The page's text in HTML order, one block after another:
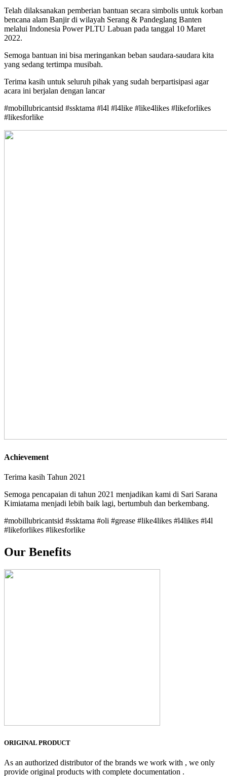
Telah dilaksanakan pemberian bantuan secara simbolis untuk korban
bencana alam Banjir di wilayah Serang & Pandeglang Banten
melalui Indonesia Power PLTU Labuan pada tanggal 10 Maret
2022.
Semoga bantuan ini bisa meringankan beban saudara-saudara kita
yang sedang tertimpa musibah.
Terima kasih untuk seluruh pihak yang sudah berpartisipasi agar
acara ini berjalan dengan lancar
#mobillubricantsid #ssktama #l4l #l4like #like4likes #likeforlikes
#likesforlike
Achievement
Terima kasih Tahun 2021
Semoga pencapaian di tahun 2021 menjadikan kami di Sari Sarana
Kimiatama menjadi lebih baik lagi, bertumbuh dan berkembang.
#mobillubricantsid #ssktama #oli #grease #like4likes #l4likes #l4l
#likeforlikes #likesforlike
Our Benefits
ORIGINAL PRODUCT
As an authorized distributor of the brands we work with , we only
provide original products with complete documentation .